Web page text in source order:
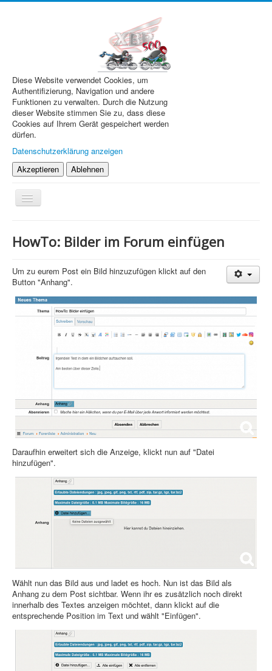
Diese Website verwendet Cookies, um
Authentifizierung, Navigation und andere
Funktionen zu verwalten. Durch die Nutzung
dieser Website stimmen Sie zu, dass diese
Cookies auf Ihrem Gerät gespeichert werden
dürfen.
Datenschutzerklärung anzeigen
Akzeptieren
Ablehnen
Navigation
an/aus
Technik
Forum
Treffen & Touren
Cafe-Ecke
HowTo: Bilder im Forum einfügen
Um zu eurem Post ein Bild hinzuzufügen klickt auf den
Button "Anhang".
Daraufhin erweitert sich die Anzeige, klickt nun auf "Datei
hinzufügen".
Wählt nun das Bild aus und ladet es hoch. Nun ist das Bild als
Anhang zu dem Post sichtbar. Wenn ihr es zusätzlich noch direkt
innerhalb des Textes anzeigen möchtet, dann klickt auf die
entsprechende Position im Text und wählt "Einfügen".